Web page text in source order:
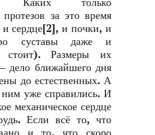
Каких только
протезов за это время
сердце[2], и почки, и
суставы даже и
стоит). Размеры их
дело ближайшего дня
до естественных. А
уже справились. И
механическое сердце
Если всё то, что